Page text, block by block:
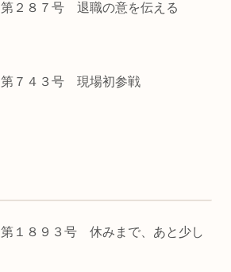
第２８７号 退職の意を伝える
第７４３号 現場初参戦
第１８９３号 休みまで、あと少し